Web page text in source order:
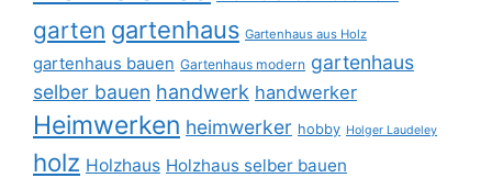
garten gartenhaus Gartenhaus aus Holz
gartenhaus bauen Gartenhaus modern gartenhaus
selber bauen handwerk handwerker
Heimwerken heimwerker hobby Holger Laudeley
holz Holzhaus Holzhaus selber bauen